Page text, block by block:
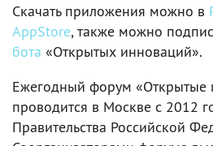
Скачать приложения можно в
AppStore, также можно
бота «Открытых инноваций».
Ежегодный форум «Открытые
проводится в Москве с 2012
Правительства Российской